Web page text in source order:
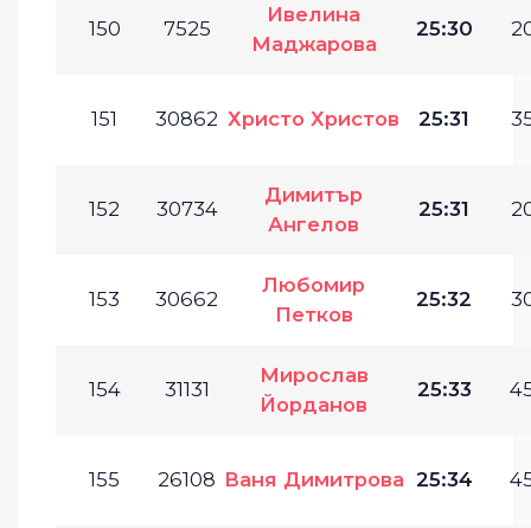
150 7525
Ивелина
Маджарова
25:30
151 30862 Христо Христов 25:31
152 30734
Димитър
Ангелов
25:31
153 30662
Любомир
Петков
25:32
154 31131
Мирослав
Йорданов
25:33
155 26108 Ваня Димитрова 25:34